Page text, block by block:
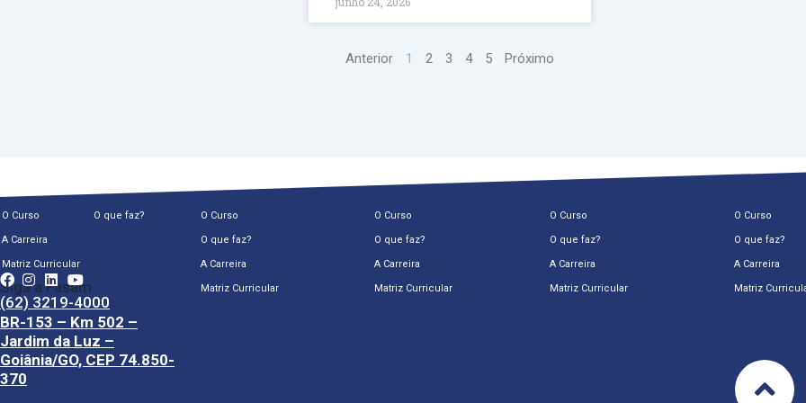
Anterior 1 2 3 4 5 Próximo
O Curso O que faz?
A Carreira
Matriz Curricular
Siga a Fasam
(62) 3219-4000
BR-153 – Km 502 –
Jardim da Luz –
Goiânia/GO, CEP 74.850-
370
O Curso
O que faz?
A Carreira
Matriz Curricular
O Curso
O que faz?
A Carreira
Matriz Curricular
O Curso
O que faz?
A Carreira
Matriz Curricular
O Curso
O que faz?
A Carreira
Matriz